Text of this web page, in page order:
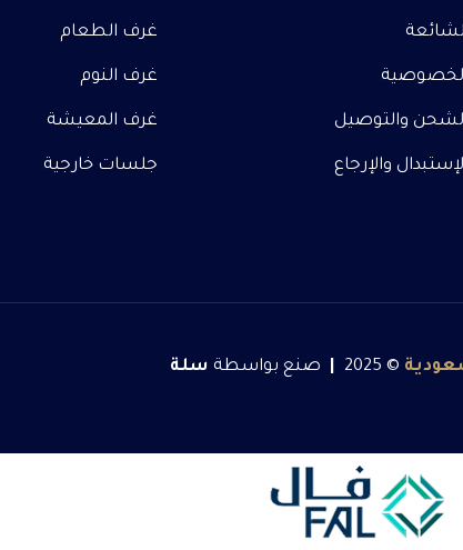
والتوصيل
والإرجاع
غرف الطعام
غرف النوم
غرف المعيشة
جلسات خارجية
© 2025 صنع بواسطة سلة